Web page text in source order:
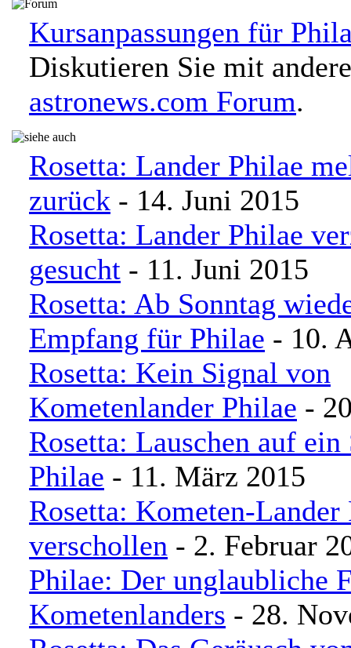
Kursanpassungen für
Diskutieren Sie mit
astronews.com Forum.
Rosetta: Lander Philae
zurück - 14. Juni 2015
Rosetta: Lander Philae
gesucht - 11. Juni 2015
Rosetta: Ab Sonntag
Empfang für Philae - 10.
Rosetta: Kein Signal von
Kometenlander Philae -
Rosetta: Lauschen auf
Philae - 11. März 2015
Rosetta: Kometen-
verschollen - 2. Februar
Philae: Der unglaubliche
Kometenlanders - 28.